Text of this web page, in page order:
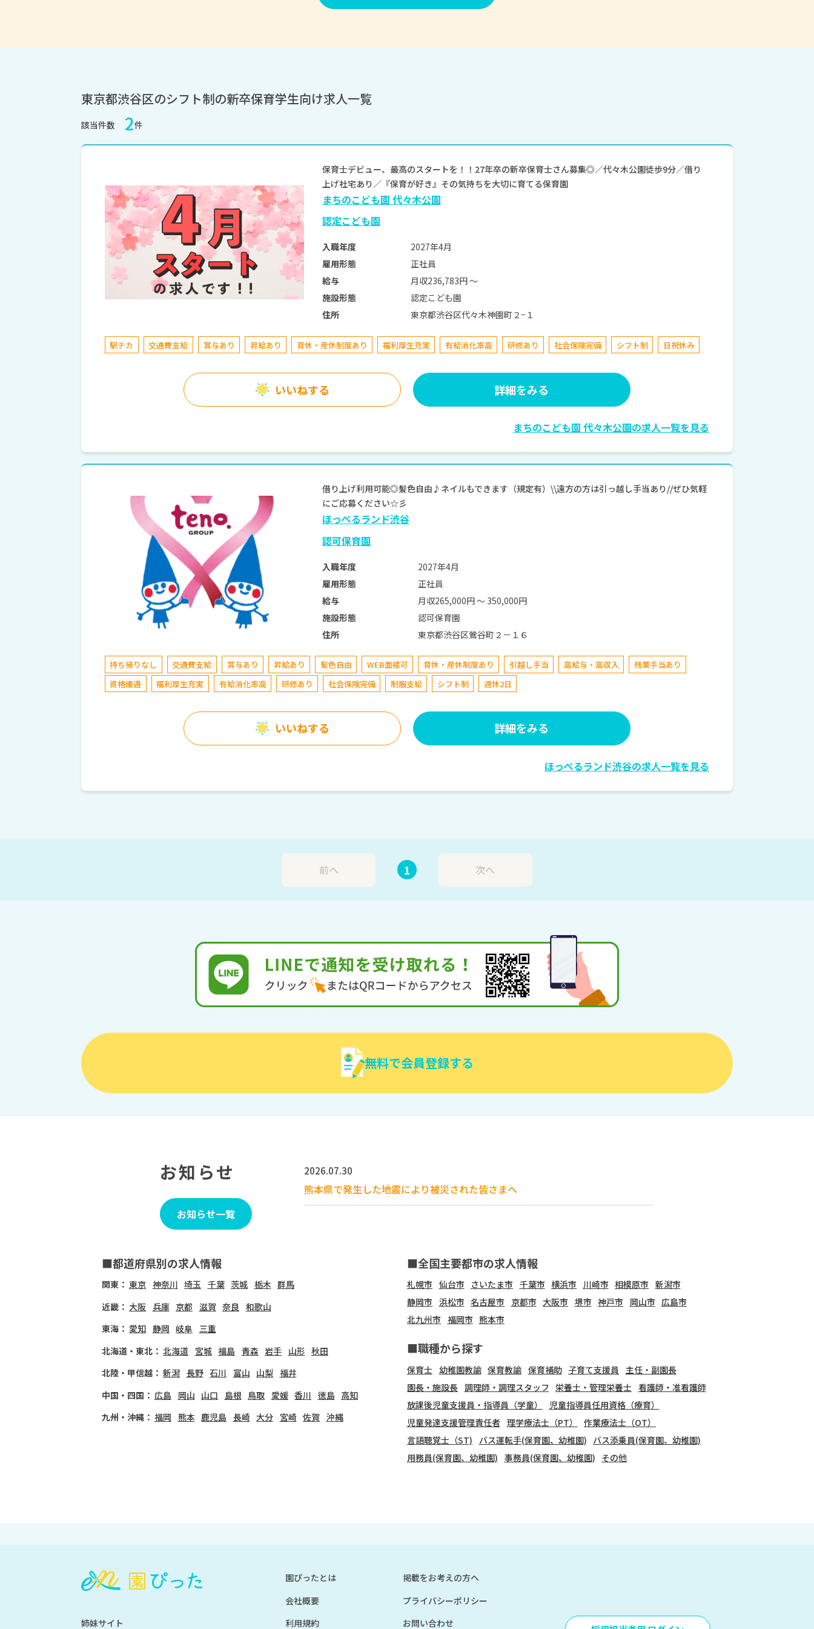
東京都渋谷区のシフト制の新卒保育学生向け求人一覧
該当件数 2件
保育士デビュー、最高のスタートを！！27年卒の新卒保育士さん募集◎／代々木公園徒歩9分／借り
上げ社宅あり／『保育が好き』その気持ちを大切に育てる保育園
まちのこども園 代々木公園
認定こども園
入職年度
2027年4月
雇用形態
正社員
給与
月収236,783円 〜
施設形態
認定こども園
住所
東京都渋谷区代々木神園町２−１
駅チカ 交通費支給 賞与あり 昇給あり 育休・産休制度あり 福利厚生充実 有給消化率高 研修あり 社会保険完備 シフト制 日祝休み
いいねする 詳細をみる
まちのこども園 代々木公園の求人一覧を見る
借り上げ利用可能◎髪色自由♪ネイルもできます（規定有）\\遠方の方は引っ越し手当あり//ぜひ気軽
にご応募ください☆彡
ほっぺるランド渋谷
認可保育園
入職年度
2027年4月
雇用形態
正社員
給与
月収265,000円 〜 350,000円
施設形態
認可保育園
住所
東京都渋谷区鶯谷町２－１６
持ち帰りなし 交通費支給 賞与あり 昇給あり 髪色自由 WEB面接可 育休・産休制度あり 引越し手当 高給与・高収入
残業手当あり
資格優遇
福利厚生充実 有給消化率高 研修あり 社会保険完備 制服支給 シフト制 週休2日
いいねする 詳細をみる
ほっぺるランド渋谷の求人一覧を見る
前へ 1 次へ
無料で会員登録する
お知らせ
お知らせ一覧
2026.07.30
熊本県で発生した地震により被災された皆さまへ
■都道府県別の求人情報
関東： 東京 神奈川 埼玉 千葉 茨城 栃木 群馬
近畿： 大阪 兵庫 京都 滋賀 奈良 和歌山
東海： 愛知 静岡 岐阜
三重
北海道・東北： 北海道 宮城 福島 青森 岩手 山形 秋田
北陸・甲信越： 新潟 長野 石川 富山 山梨 福井
中国・四国： 広島 岡山 山口 島根 鳥取 愛媛 香川 徳島 高知
九州・沖縄： 福岡 熊本 鹿児島 長崎 大分 宮崎 佐賀 沖縄
■全国主要都市の求人情報
札幌市 仙台市 さいたま市 千葉市 横浜市 川崎市 相模原市 新潟市
静岡市 浜松市 名古屋市 京都市 大阪市 堺市 神戸市 岡山市 広島市
北九州市 福岡市 熊本市
■職種から探す
保育士 幼稚園教諭 保育教諭 保育補助 子育て支援員
主任・副園長
園長・施設長 調理師・調理スタッフ 栄養士・管理栄養士 看護師・准看護師
放課後児童支援員・指導員（学童）
児童指導員任用資格（療育）
児童発達支援管理責任者 理学療法士（PT）
作業療法士（OT）
言語聴覚士（ST)
バス運転手(保育園、幼稚園) バス添乗員(保育園、幼稚園)
用務員(保育園、幼稚園) 事務員(保育園、幼稚園) その他
姉妹サイト
園ぴったとは
掲載をお考えの方へ
会社概要
プライバシーポリシー
利用規約
お問い合わせ